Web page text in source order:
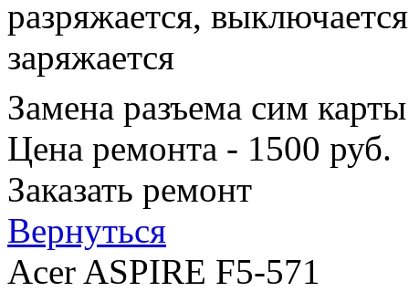
разряжается,
заряжается
Замена разъема сим
Цена ремонта - 1500 руб.
Заказать ремонт
Вернуться
Acer ASPIRE F5-571